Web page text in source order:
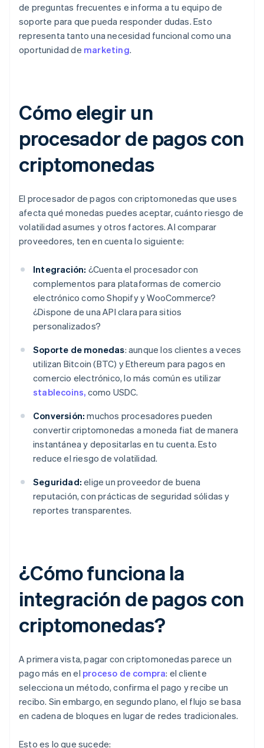
de preguntas frecuentes e informa a tu equipo de
soporte para que pueda responder dudas. Esto
representa tanto una necesidad funcional como una
oportunidad de marketing.
Cómo elegir un
procesador de pagos con
criptomonedas
El procesador de pagos con criptomonedas que uses
afecta qué monedas puedes aceptar, cuánto riesgo de
volatilidad asumes y otros factores. Al comparar
proveedores, ten en cuenta lo siguiente:
Integración: ¿Cuenta el procesador con
complementos para plataformas de comercio
electrónico como Shopify y WooCommerce?
¿Dispone de una API clara para sitios
personalizados?
Soporte de monedas: aunque los clientes a veces
utilizan Bitcoin (BTC) y Ethereum para pagos en
comercio electrónico, lo más común es utilizar
stablecoins, como USDC.
Conversión: muchos procesadores pueden
convertir criptomonedas a moneda fiat de manera
instantánea y depositarlas en tu cuenta. Esto
reduce el riesgo de volatilidad.
Seguridad: elige un proveedor de buena
reputación, con prácticas de seguridad sólidas y
reportes transparentes.
¿Cómo funciona la
integración de pagos con
criptomonedas?
A primera vista, pagar con criptomonedas parece un
pago más en el proceso de compra: el cliente
selecciona un método, confirma el pago y recibe un
recibo. Sin embargo, en segundo plano, el flujo se basa
en cadena de bloques en lugar de redes tradicionales.
Esto es lo que sucede: